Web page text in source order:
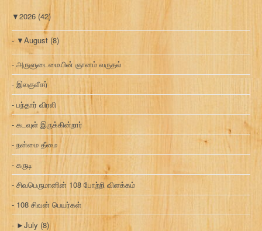
▼2026 (42)
▼August (8)
அருளுடைமையின் ஞானம் வருதல்
இலகுலீசர்
பந்தார் விரலி
கடவுள் இருக்கின்றார்
நன்மை தீமை
கருடி
சிவபெருமானின் 108 போற்றி விளக்கம்
108 சிவன் பெயர்கள்
►July (8)